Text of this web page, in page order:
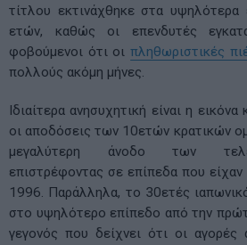
τίτλου εκτινάχθηκε στα
ετών, καθώς οι επενδυτές
φοβούμενοι ότι οιπληθωριστικές
πολλούς ακόμη μήνες.
Ιδιαίτερα ανησυχητική είναι η εικόνα
οι αποδόσεις των 10ετών κρατικών
μεγαλύτερη άνοδο των
επιστρέφοντας σε επίπεδα που
1996. Παράλληλα, το 30ετές
στο υψηλότερο επίπεδο από την
γεγονός που δείχνει ότι οι